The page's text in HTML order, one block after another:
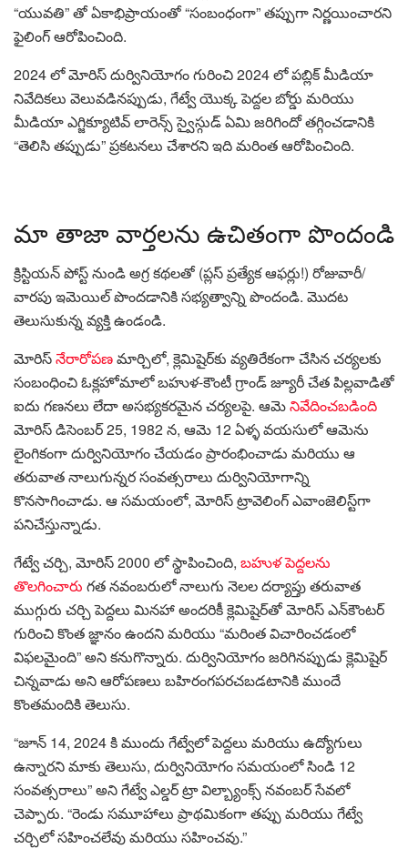
“యువతి” తో ఏకాభిప్రాయంతో “సంబంధంగా” తప్పుగా నిర్ణయించారని
ఫైలింగ్ ఆరోపించింది.
2024 లో మోరిస్ దుర్వినియోగం గురించి 2024 లో పబ్లిక్ మీడియా
నివేదికలు వెలువడినప్పుడు, గేట్వే యొక్క పెద్దల బోర్డు మరియు
మీడియా ఎగ్జిక్యూటివ్ లారెన్స్ స్వైస్గుడ్ ఏమి జరిగిందో తగ్గించడానికి
“తెలిసి తప్పుడు” ప్రకటనలు చేశారని ఇది మరింత ఆరోపించింది.
మా తాజా వార్తలను ఉచితంగా పొందండి
క్రిస్టియన్ పోస్ట్ నుండి అగ్ర కథలతో (ప్లస్ ప్రత్యేక ఆఫర్లు!) రోజువారీ/
వారపు ఇమెయిల్ పొందడానికి సభ్యత్వాన్ని పొందండి. మొదట
తెలుసుకున్న వ్యక్తి ఉండండి.
మోరిస్నేరారోపణమార్చిలో, క్లెమిషైర్‌కు వ్యతిరేకంగా చేసిన చర్యలకు
సంబంధించి ఓక్లహోమాలో బహుళ-కౌంటీ గ్రాండ్ జ్యూరీ చేత పిల్లవాడితో
ఐదు గణనలు లేదా అసభ్యకరమైన చర్యలపై. ఆమెనివేదించబడింది
మోరిస్ డిసెంబర్ 25, 1982 న, ఆమె 12 ఏళ్ళ వయసులో ఆమెను
లైంగికంగా దుర్వినియోగం చేయడం ప్రారంభించాడు మరియు ఆ
తరువాత నాలుగున్నర సంవత్సరాలు దుర్వినియోగాన్ని
కొనసాగించాడు. ఆ సమయంలో, మోరిస్ ట్రావెలింగ్ ఎవాంజెలిస్ట్‌గా
పనిచేస్తున్నాడు.
గేట్వే చర్చి, మోరిస్ 2000 లో స్థాపించింది, బహుళ పెద్దలను
తొలగించారు గత నవంబరులో నాలుగు నెలల దర్యాప్తు తరువాత
ముగ్గురు చర్చి పెద్దలు మినహా అందరికీ క్లెమిషైర్‌తో మోరిస్ ఎన్‌కౌంటర్
గురించి కొంత జ్ఞానం ఉందని మరియు “మరింత విచారించడంలో
విఫలమైంది” అని కనుగొన్నారు. దుర్వినియోగం జరిగినప్పుడు క్లెమిషైర్
చిన్నవాడు అని ఆరోపణలు బహిరంగపరచబడటానికి ముందే
కొంతమందికి తెలుసు.
“జూన్ 14, 2024 కి ముందు గేట్వేలో పెద్దలు మరియు ఉద్యోగులు
ఉన్నారని మాకు తెలుసు, దుర్వినియోగం సమయంలో సిండి 12
సంవత్సరాలు” అని గేట్వే ఎల్డర్ ట్రా విల్బ్యాంక్స్ నవంబర్ సేవలో
చెప్పారు. “రెండు సమూహాలు ప్రాథమికంగా తప్పు మరియు గేట్వే
చర్చిలో సహించలేవు మరియు సహించవు.”